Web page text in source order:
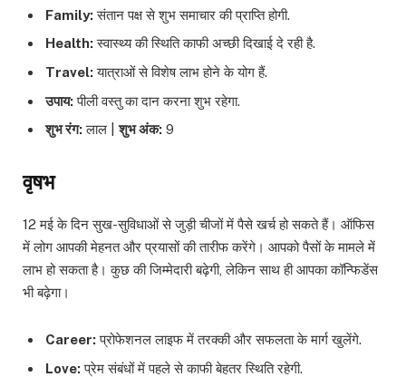
Family:संतान पक्ष से शुभ समाचार की प्राप्ति होगी.
Health:स्वास्थ्य की स्थिति काफी अच्छी दिखाई दे रही है.
Travel:यात्राओं से विशेष लाभ होने के योग हैं.
उपाय:पीली वस्तु का दान करना शुभ रहेगा.
शुभ रंग:लाल |शुभ अंक: 9
वृषभ
12 मई के दिन सुख-सुविधाओं से जुड़ी चीजों में पैसे खर्च हो सकते हैं। ऑफिस
में लोग आपकी मेहनत और प्रयासों की तारीफ करेंगे। आपको पैसों के मामले में
लाभ हो सकता है। कुछ की जिम्मेदारी बढ़ेगी, लेकिन साथ ही आपका कॉन्फिडेंस
भी बढ़ेगा।
Career:प्रोफेशनल लाइफ में तरक्की और सफलता के मार्ग खुलेंगे.
Love:प्रेम संबंधों में पहले से काफी बेहतर स्थिति रहेगी.